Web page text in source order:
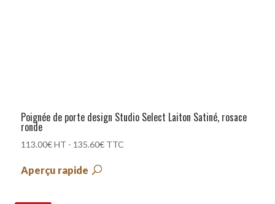
Poignée de porte design Studio Select Laiton Satiné, rosace
ronde
113.00€ HT - 135.60€TTC
Aperçu rapide